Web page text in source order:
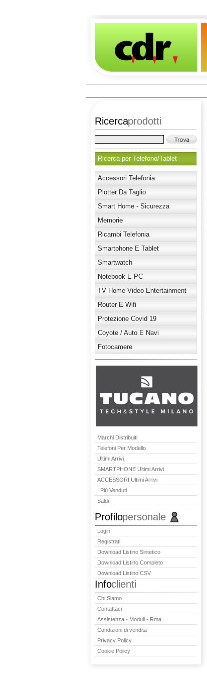
Ricercaprodotti
Ricerca per Telefono/Tablet
Accessori Telefonia
Plotter Da Taglio
Smart Home - Sicurezza
Memorie
Ricambi Telefonia
Smartphone E Tablet
Smartwatch
Notebook E PC
TV Home Video Entertainment
Router E Wifi
Protezione Covid 19
Coyote / Auto E Navi
Fotocamere
Marchi Distribuiti
Telefoni Per Modello
Ultimi Arrivi
SMARTPHONE Ultimi Arrivi
ACCESSORI Ultimi Arrivi
I Più Venduti
Saldi
Profilopersonale
Login
Registrati
Download Listino Sintetico
Download Listino Completo
Download Listino CSV
Infoclienti
Chi Siamo
Contattaci
Assistenza - Moduli - Rma
Condizioni di vendita
Privacy Policy
Cookie Policy